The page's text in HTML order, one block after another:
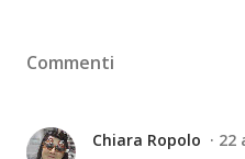
Commenti
Chiara Ropolo 22